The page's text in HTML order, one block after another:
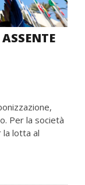
Per la società
la lotta al